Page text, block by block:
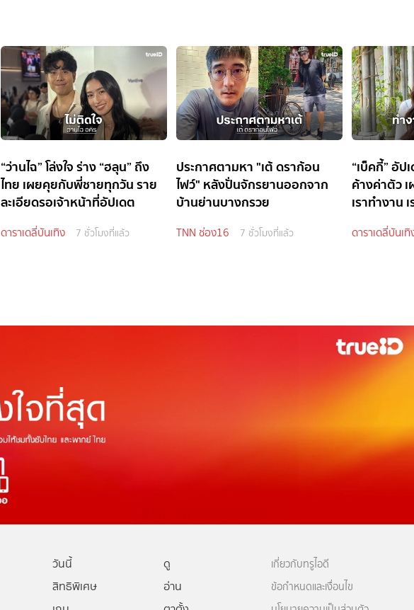
“ว่านไฉ” โล่งใจ ร่าง “ฮลุน” ถึง
ไทย เผยคุยกับพี่ชายทุกวัน ราย
ละเอียดรอเจ้าหน้าที่อัปเดต
ดาราเดลี่บันเทิง 7 ชั่วโมงที่แล้ว
ประกาศตามหา "เต้ ดราก้อน
ไฟว์" หลังปั่นจักรยานออกจาก
บ้านย่านบางกรวย
TNN ช่อง16 7 ชั่วโมงที่แล้ว
“เบ็คกี้” อั
ค้างค่าตัว
เราทำงาน
ดาราเดลี่บันเทิ
วันนี้
ดู
สิทธิพิเศษ
อ่าน
เกี่ยวกับทรูไอดี
ข้อกำหนดและเงื่อนไข